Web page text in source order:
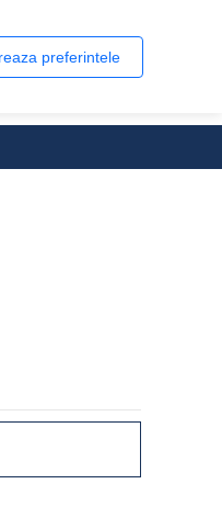
Administreaza preferintele
0 produs(e)